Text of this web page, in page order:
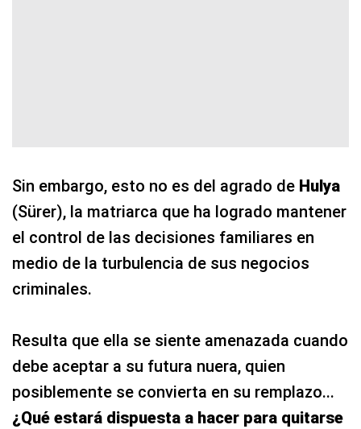
Sin embargo, esto no es del agrado de Hulya
(Sürer), la matriarca que ha logrado mantener
el control de las decisiones familiares en
medio de la turbulencia de sus negocios
criminales.
Resulta que ella se siente amenazada cuando
debe aceptar a su futura nuera, quien
posiblemente se convierta en su remplazo...
¿Qué estará dispuesta a hacer para quitarse